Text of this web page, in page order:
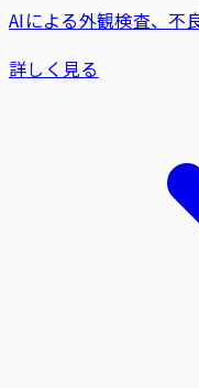
AIによる外観検査、不
詳しく見る